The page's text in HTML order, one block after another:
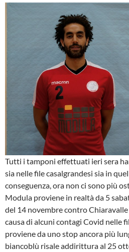
Tutti i tamponi effettuati ieri sera
sia nelle file casalgrandesi sia in
conseguenza, ora non ci sono più
Modula proviene in realtà da 5
del 14 novembre contro
causa di alcuni contagi Covid nelle
proviene da uno stop ancora più
biancoblù risale addirittura al 25